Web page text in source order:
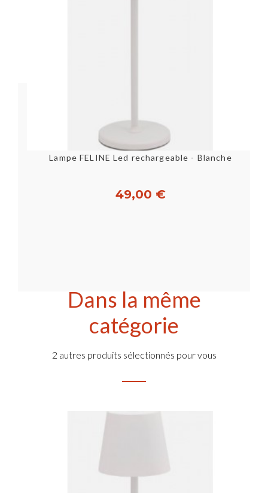
Lampe FELINE Led rechargeable - Blanche
49,00 €
Dans la même
catégorie
2 autres produits sélectionnés pour vous